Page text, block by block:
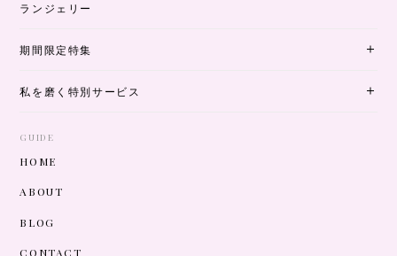
ランジェリー
期間限定特集
私を磨く特別サービス
GUIDE
HOME
ABOUT
BLOG
CONTACT